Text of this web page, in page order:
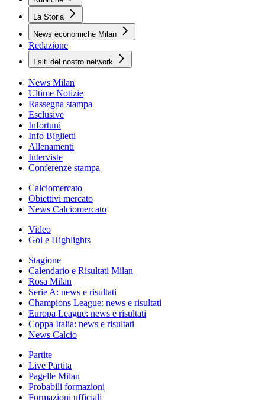
La Storia
News economiche Milan
Redazione
I siti del nostro network
News Milan
Ultime Notizie
Rassegna stampa
Esclusive
Infortuni
Info Biglietti
Allenamenti
Interviste
Conferenze stampa
Calciomercato
Obiettivi mercato
News Calciomercato
Video
Gol e Highlights
Stagione
Calendario e Risultati Milan
Rosa Milan
Serie A: news e risultati
Champions League: news e risultati
Europa League: news e risultati
Coppa Italia: news e risultati
News Calcio
Partite
Live Partita
Pagelle Milan
Probabili formazioni
Formazioni ufficiali